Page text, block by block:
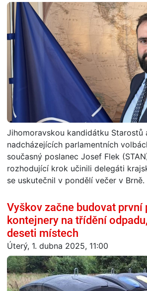
Jihomoravskou kandidátku Starostů
nadcházejících parlamentních
současný poslanec Josef Flek
rozhodující krok učinili delegáti
se uskutečnil v pondělí večer v Brně.
Vyškov začne budovat
kontejnery na třídění
deseti místech
Úterý, 1. dubna 2025, 11:00